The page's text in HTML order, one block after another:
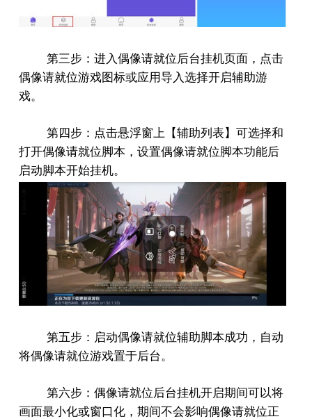
第三步：进入偶像请就位后台挂机页面，点击
偶像请就位游戏图标或应用导入选择开启辅助游
戏。
第四步：点击悬浮窗上【辅助列表】可选择和
打开偶像请就位脚本，设置偶像请就位脚本功能后
启动脚本开始挂机。
第五步：启动偶像请就位辅助脚本成功，自动
将偶像请就位游戏置于后台。
第六步：偶像请就位后台挂机开启期间可以将
画面最小化或窗口化，期间不会影响偶像请就位正